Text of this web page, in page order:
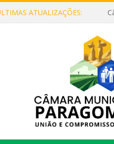
ATUALIZAÇÕES: